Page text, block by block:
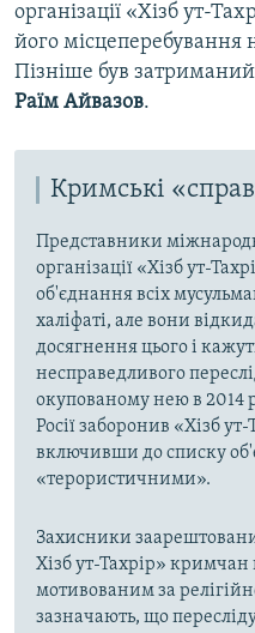
організації «Хізб ут-
його місцеперебування
Пізніше був
Раїм Айвазов.
Кримські
Представники
організації «Хізб ут-
об'єднання всіх
халіфаті, але вони
досягнення цього і
несправедливого
окупованому нею в 2014
Росії заборонив «Хізб
включивши до списку
«терористичними».
Захисники
Хізб ут-Тахрір»
мотивованим за
зазначають, що